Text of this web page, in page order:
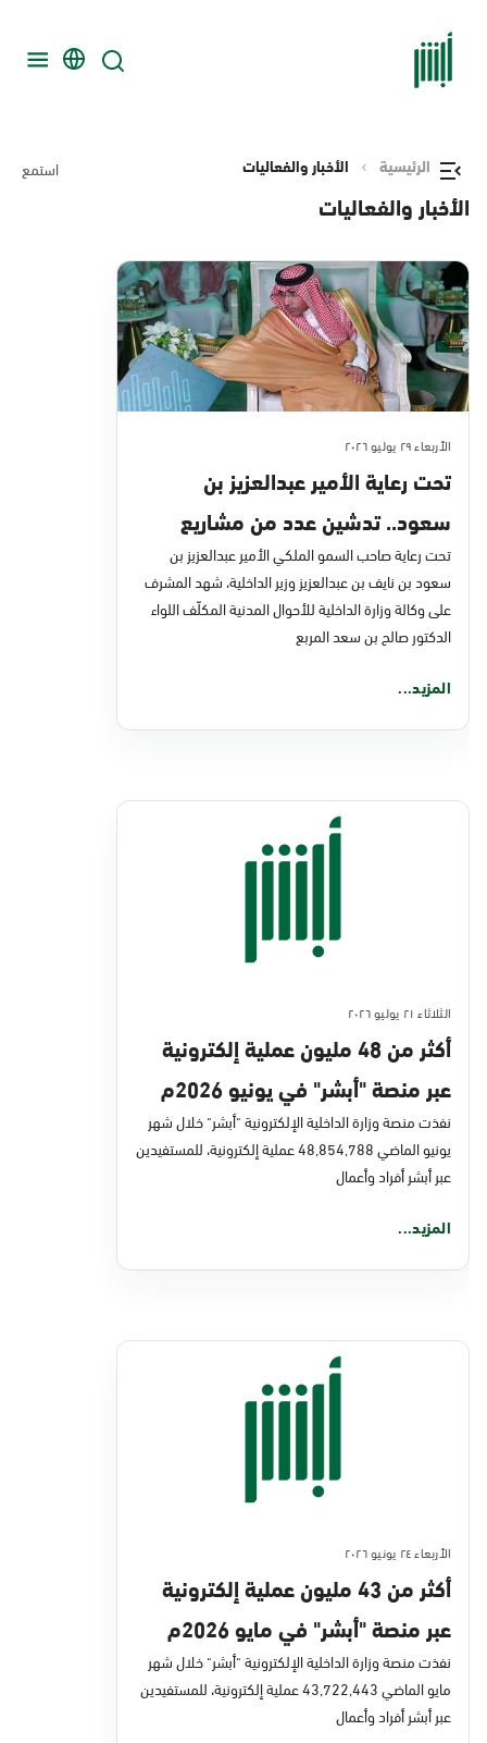
الرئيسية الأخبار والفعاليات استمع
الأخبار والفعاليات
الأربعاء ٢٩ يوليو ٢٠٢٦
تحت رعاية الأمير عبدالعزيز بن
سعود.. تدشين عدد من مشاريع
التحول الرقمي والخدمات الإلكترونية
للأحوال المدنية
تحت رعاية صاحب السمو الملكي الأمير عبدالعزيز بن
سعود بن نايف بن عبدالعزيز وزير الداخلية، شهد المشرف
على وكالة وزارة الداخلية للأحوال المدنية المكلّف اللواء
الدكتور صالح بن سعد المربع
المزيد...
الثلاثاء ٢١ يوليو ٢٠٢٦
أكثر من 48 مليون عملية إلكترونية
عبر منصة "أبشر" في يونيو 2026م
نفذت منصة وزارة الداخلية الإلكترونية "أبشر" خلال شهر
يونيو الماضي 48,854,788 عملية إلكترونية، للمستفيدين
عبر أبشر أفراد وأعمال
المزيد...
الأربعاء ٢٤ يونيو ٢٠٢٦
أكثر من 43 مليون عملية إلكترونية
عبر منصة "أبشر" في مايو 2026م
نفذت منصة وزارة الداخلية الإلكترونية "أبشر" خلال شهر
مايو الماضي 43,722,443 عملية إلكترونية، للمستفيدين
عبر أبشر أفراد وأعمال